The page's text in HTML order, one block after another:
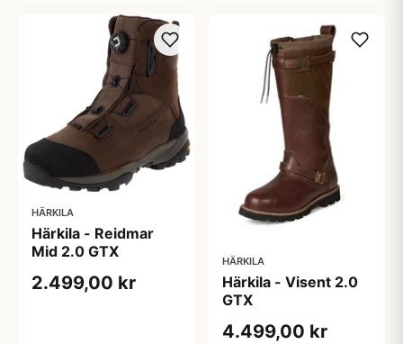
HÄRKILA
Härkila - Reidmar
Mid 2.0 GTX
2.499,00 kr
HÄRKILA
Härkila - Visent 2.0
GTX
4.499,00 kr